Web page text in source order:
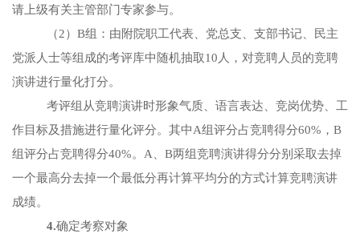
请上级有关主管部门专家参与。
（2）B组：由附院职工代表、党总支、支部书记、民主
党派人士等组成的考评库中随机抽取10人，对竞聘人员的竞聘
演讲进行量化打分。
考评组从竞聘演讲时形象气质、语言表达、竞岗优势、工
作目标及措施进行量化评分。其中A组评分占竞聘得分60%，B
组评分占竞聘得分40%。A、 B两组竞聘演讲得分分别采取去掉
一个最高分去掉一个最低分再计算平均分的方式计算竞聘演讲
成绩。
4.确定考察对象